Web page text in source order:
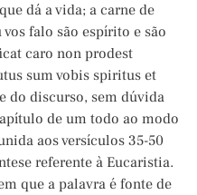
dá a vida; a carne de
vos falo são espírito e são
caro non prodest
sum vobis spiritus et
do discurso, sem dúvida
de um todo ao modo
aos versículos 35-50
referente à Eucaristia.
que a palavra é fonte de